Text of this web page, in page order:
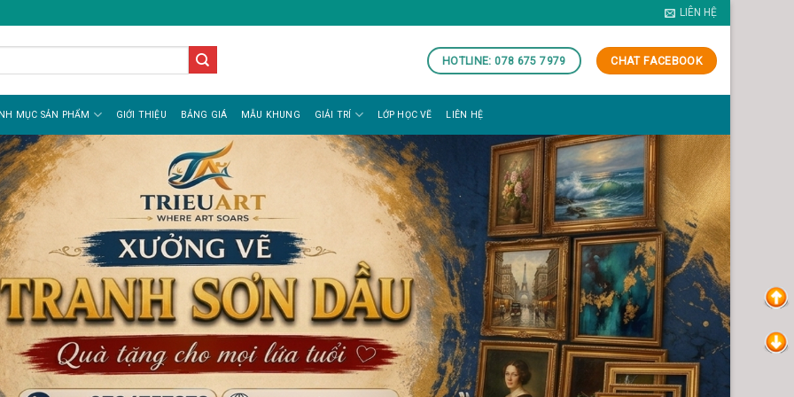
LIÊN HỆ
HOTLINE: 078 675 7979 CHAT FACEBOOK
MỤC SẢN PHẨM GIỚI THIỆU BẢNG GIÁ MẪU KHUNG GIẢI TRÍ LỚP HỌC VẼ LIÊN HỆ